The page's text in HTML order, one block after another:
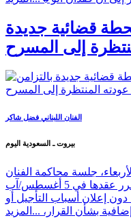
قضائية جديدة
إلى المسرح
الفنان اللبناني فضل شاكر
بيروت ـ السعودية اليوم
جلسة محاكمة الفنان
اللبناني فضل شاكر، التي كانت مقرر عقدها في 5 أغسطس/آب
المقبل، دون إعلان أسباب التأجيل أو
بشأن القرار، ... المزيد